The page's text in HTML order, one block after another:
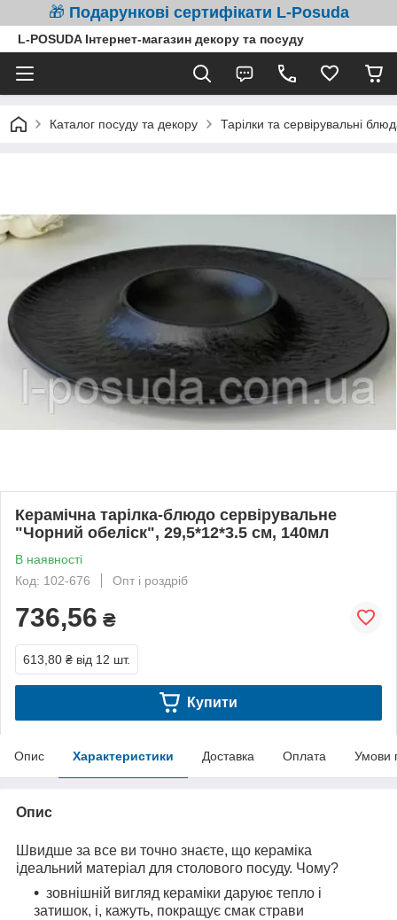
🎁 Подарункові сертифікати L-Posuda
L-POSUDA Інтернет-магазин декору та посуду
Каталог посуду та декору Тарілки та сервірувальні
Керамічна тарілка-блюдо сервірувальне
"Чорний обеліск", 29,5*12*3.5 см, 140мл
В наявності
Код: 102-676
Опт і роздріб
736,56 ₴
613,80 ₴ від 12 шт.
Купити
Опис Характеристики Доставка Оплата Умови
Опис
Швидше за все ви точно знаєте, що кераміка
ідеальний матеріал для столового посуду. Чому?
зовнішній вигляд кераміки даруює тепло і
затишок, і, кажуть, покращує смак страви